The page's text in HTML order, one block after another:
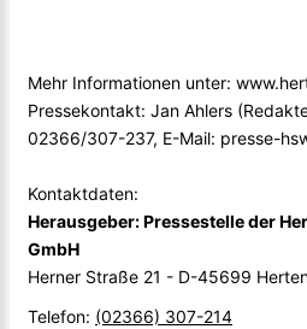
Mehr Informationen unter:
Pressekontakt: Jan Ahlers
02366/307-237, E-Mail: presse-
Kontaktdaten:
Herausgeber: Pressestelle der
GmbH
Herner Straße 21 - D-45699
Telefon: (02366) 307-214